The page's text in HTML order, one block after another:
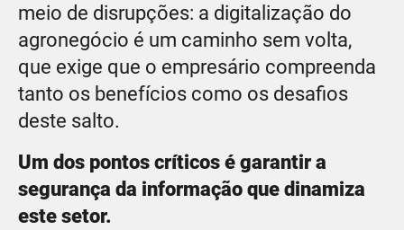
meio de disrupções: a digitalização do
agronegócio é um caminho sem volta,
que exige que o empresário compreenda
tanto os benefícios como os desafios
deste salto.
Um dos pontos críticos é garantir a
segurança da informação que dinamiza
este setor.